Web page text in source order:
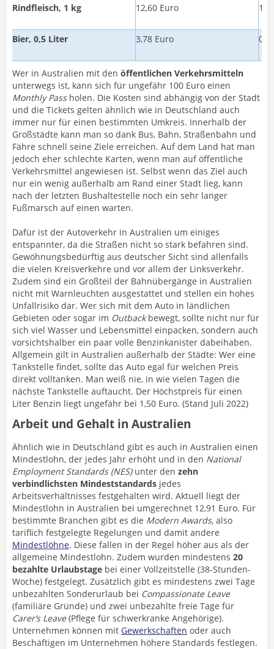
Rindfleisch, 1 kg 12,60 Euro
Bier, 0,5 Liter 3,78 Euro
Wer in Australien mit den öffentlichen Verkehrsmitteln
unterwegs ist, kann sich für ungefähr 100 Euro einen
Monthly Passholen. Die Kosten sind abhängig von der Stadt
und die Tickets gelten ähnlich wie in Deutschland auch
immer nur für einen bestimmten Umkreis. Innerhalb der
Großstädte kann man so dank Bus, Bahn, Straßenbahn und
Fähre schnell seine Ziele erreichen. Auf dem Land hat man
jedoch eher schlechte Karten, wenn man auf öffentliche
Verkehrsmittel angewiesen ist. Selbst wenn das Ziel auch
nur ein wenig außerhalb am Rand einer Stadt lieg, kann
nach der letzten Bushaltestelle noch ein sehr langer
Fußmarsch auf einen warten.
Dafür ist der Autoverkehr in Australien um einiges
entspannter, da die Straßen nicht so stark befahren sind.
Gewöhnungsbedürftig aus deutscher Sicht sind allenfalls
die vielen Kreisverkehre und vor allem der Linksverkehr.
Zudem sind ein Großteil der Bahnübergänge in Australien
nicht mit Warnleuchten ausgestattet und stellen ein hohes
Unfallrisiko dar. Wer sich mit dem Auto in ländlichen
Gebieten oder sogar im Outbackbewegt, sollte nicht nur für
sich viel Wasser und Lebensmittel einpacken, sondern auch
vorsichtshalber ein paar volle Benzinkanister dabeihaben.
Allgemein gilt in Australien außerhalb der Städte: Wer eine
Tankstelle findet, sollte das Auto egal für welchen Preis
direkt volltanken. Man weiß nie, in wie vielen Tagen die
nächste Tankstelle auftaucht. Der Höchstpreis für einen
Liter Benzin liegt ungefähr bei 1,50 Euro. (Stand Juli 2022)
Arbeit und Gehalt in Australien
Ähnlich wie in Deutschland gibt es auch in Australien einen
Mindestlohn, der jedes Jahr erhöht und in den National
Employment Standards (NES)unter den zehn
verbindlichsten Mindeststandards jedes
Arbeitsverhältnisses festgehalten wird. Aktuell liegt der
Mindestlohn in Australien bei umgerechnet 12,91 Euro. Für
bestimmte Branchen gibt es die Modern Awards, also
tariflich festgelegte Regelungen und damit andere
Mindestlöhne. Diese fallen in der Regel höher aus als der
allgemeine Mindestlohn. Zudem wurden mindestens 20
bezahlte Urlaubstage bei einer Vollzeitstelle (38-Stunden-
Woche) festgelegt. Zusätzlich gibt es mindestens zwei Tage
unbezahlten Sonderurlaub bei Compassionate Leave
(familiäre Gründe) und zwei unbezahlte freie Tage für
Carer‘s Leave(Pflege für schwerkranke Angehörige).
Unternehmen können mit Gewerkschaften oder auch
Beschäftigen im Unternehmen höhere Standards festlegen.